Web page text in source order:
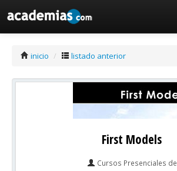
inicio / listado anterior
First Models
Cursos Presenciales de